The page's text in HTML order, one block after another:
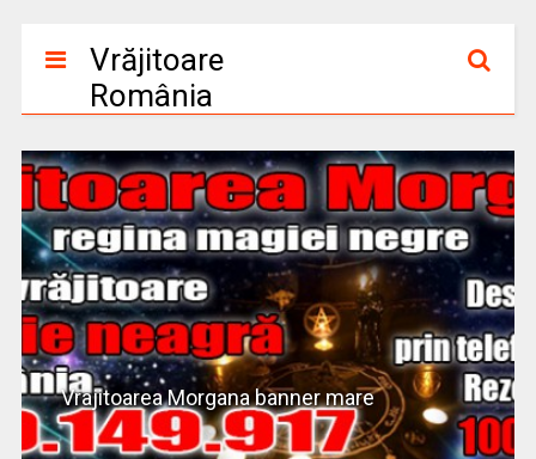
Vrăjitoare
România
Vrajitoarea Morgana banner mare